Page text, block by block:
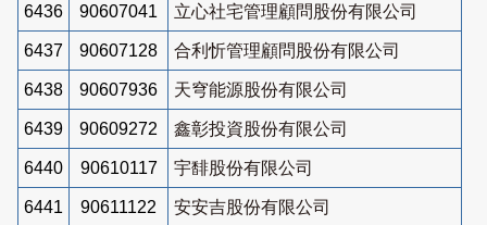
6436 90607041 立心社宅管理顧問股份有限公司
6437 90607128 合利忻管理顧問股份有限公司
6438 90607936 天穹能源股份有限公司
6439 90609272 鑫彰投資股份有限公司
6440 90610117 宇馡股份有限公司
6441 90611122 安安吉股份有限公司